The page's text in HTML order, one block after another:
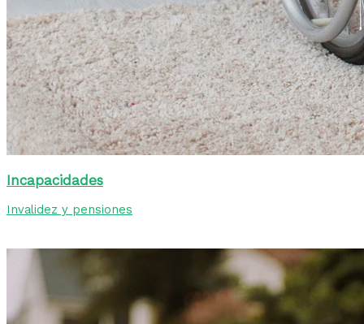
Incapacidades
Invalidez y pensiones